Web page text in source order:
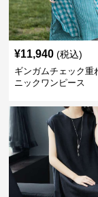
¥11,940 (税込)
ギンガムチェック重
ニックワンピース